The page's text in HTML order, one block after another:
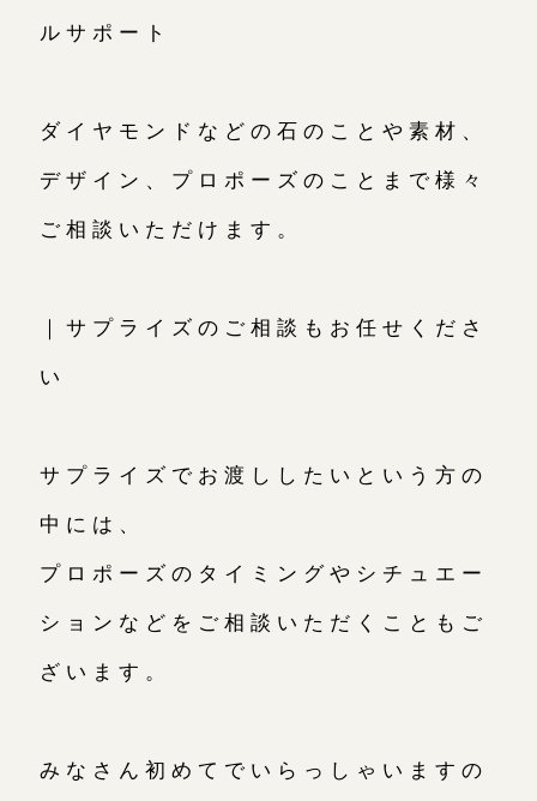
ルサポート
ダイヤモンドなどの石のことや素材、
デザイン、プロポーズのことまで様々
ご相談いただけます。
｜サプライズのご相談もお任せくださ
い
サプライズでお渡ししたいという方の
中には、
プロポーズのタイミングやシチュエー
ションなどをご相談いただくこともご
ざいます。
みなさん初めてでいらっしゃいますの